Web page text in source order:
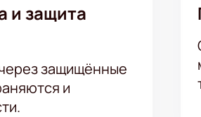
и защита
защищённые
и